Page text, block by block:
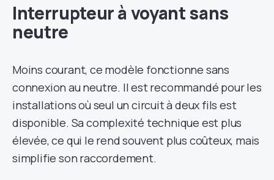
Interrupteur à voyant sans
neutre
Moins courant, ce modèle fonctionne sans
connexion au neutre. Il est recommandé pour les
installations où seul un circuit à deux fils est
disponible. Sa complexité technique est plus
élevée, ce qui le rend souvent plus coûteux, mais
simplifie son raccordement.